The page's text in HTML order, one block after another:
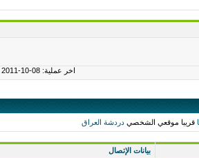
اخر عملية: 08-10-2011
قريبا موقعي الشخصي دردشة العراق
بيانات الإتصال